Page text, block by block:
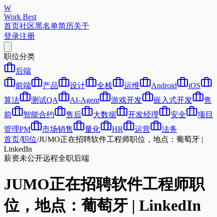
W
Work Best
首页社区黑名单简历关于
登录注册
职位分类
后端
前端
产品 设计 全栈 运维 Android
iOS
算法
测试QA AI-Agent 游戏开发 嵌入式开发
售
前
智能合约 售后 大数据 开发经理 安全
项目
管理PM
市场销售 量化 HR 运营
法务
首页/职位/JUMO正在招聘软件工程师职位，地点：葡萄牙 |
LinkedIn
薪资未公开远程全职后端
JUMO正在招聘软件工程师职
位，地点：葡萄牙 | LinkedIn